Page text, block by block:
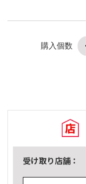
購入個数
受け取り店舗：